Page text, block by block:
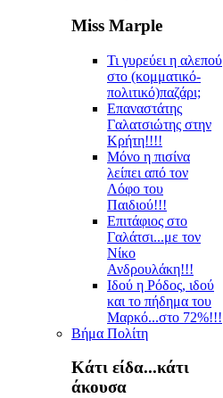
Miss Marple
Τι γυρεύει η αλεπού
στο (κομματικό-
πολιτικό)παζάρι;
Επαναστάτης
Γαλατσιώτης στην
Κρήτη!!!!
Μόνο η πισίνα
λείπει από τον
Λόφο του
Παιδιού!!!
Επιτάφιος στο
Γαλάτσι...με τον
Νίκο
Ανδρουλάκη!!!
Ιδού η Ρόδος, ιδού
και το πήδημα του
Μαρκό...στο 72%!!!
Βήμα Πολίτη
Κάτι είδα...κάτι
άκουσα